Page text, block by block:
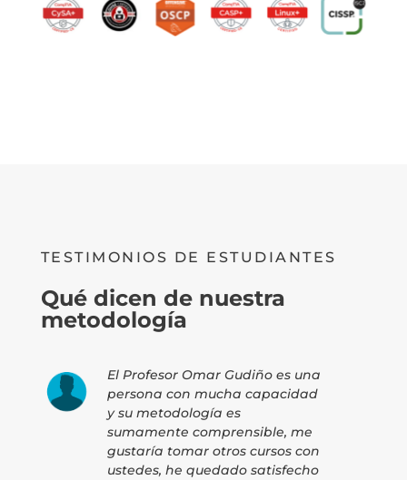
TESTIMONIOS DE ESTUDIANTES
Qué dicen de nuestra
metodología
El Profesor Omar Gudiño es una
persona con mucha capacidad
y su metodología es
sumamente comprensible, me
gustaría tomar otros cursos con
ustedes, he quedado satisfecho